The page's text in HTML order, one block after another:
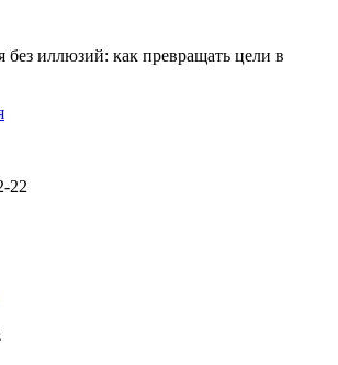
без иллюзий: как превращать цели в
22